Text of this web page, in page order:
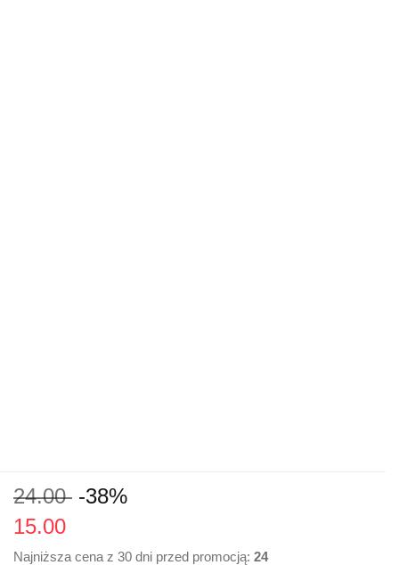
24.00 -38%
15.00
Najniższa cena z 30 dni przed promocją: 24